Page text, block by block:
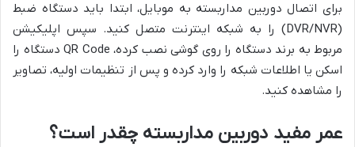
برای اتصال دوربین مداربسته به موبایل، ابتدا باید دستگاه ضبط
(DVR/NVR) را به شبکه اینترنت متصل کنید. سپس اپلیکیشن
مربوط به برند دستگاه را روی گوشی نصب کرده، QR Code دستگاه را
اسکن یا اطلاعات شبکه را وارد کرده و پس از تنظیمات اولیه، تصاویر
را مشاهده کنید.
عمر مفید دوربین مداربسته چقدر است؟